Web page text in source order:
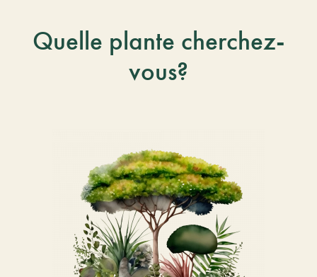
Quelle plante cherchez-
vous?